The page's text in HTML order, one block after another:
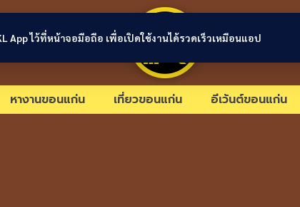
ขอนแก่นลิงก์
หางานขอนแก่น เที่ยวขอนแก่น อีเว้นต์ขอนแก่น
App ไว้ที่หน้าจอมือถือ เพื่อเปิดใช้งานได้รวดเร็วเหมือนแอป